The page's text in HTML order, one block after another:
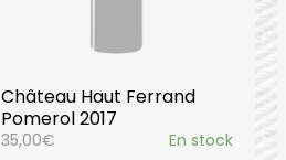
Château Haut Ferrand
Pomerol 2017
35,00€ En stock